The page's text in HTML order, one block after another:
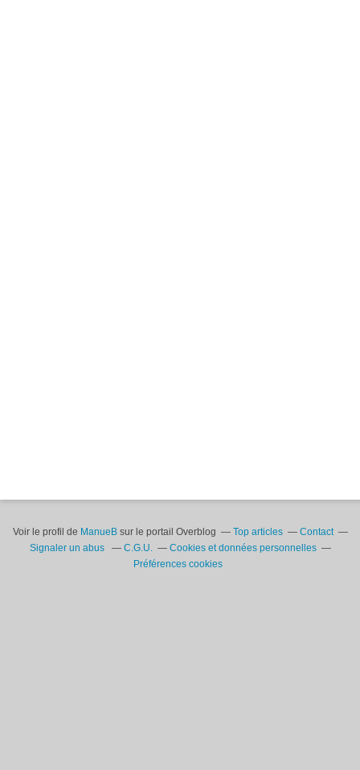
Voir le profil de ManueBsur le portail Overblog Top articles
Contact
Signaler un abus
C.G.U.
Cookies et données personnelles
Préférences cookies